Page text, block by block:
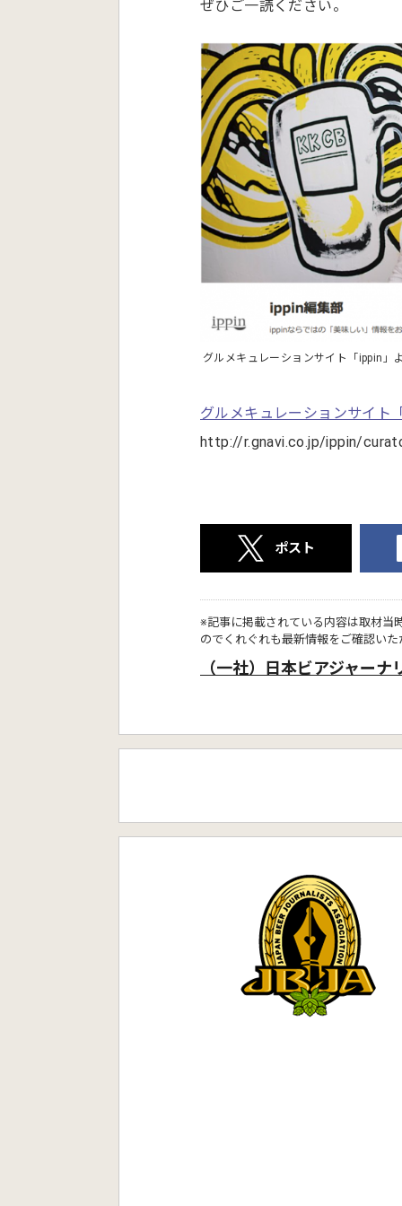
ぜひご一読ください。
グルメキュレーションサイト「ippin」
グルメキュレーションサイト
http://r.gnavi.co.jp/ippin/
ポスト
※記事に掲載されている内容は取材当
のでくれぐれも最新情報をご確認い
（一社）日本ビアジャー